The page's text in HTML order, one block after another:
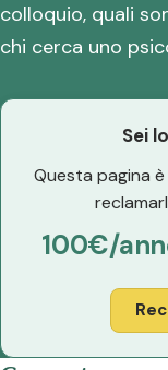
colloquio, quali
chi cerca uno
Sei
Questa pagina
100€/